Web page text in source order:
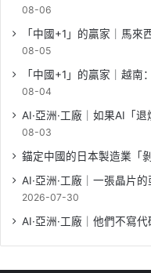
08-06
「中國+1」的贏家｜馬
08-05
「中國+1」的贏家｜越
08-04
AI·亞洲·工廠｜如果AI「
08-03
錨定中國的日本製造業「剝
AI·亞洲·工廠｜一張晶片
2026-07-30
AI·亞洲·工廠｜他們不寫